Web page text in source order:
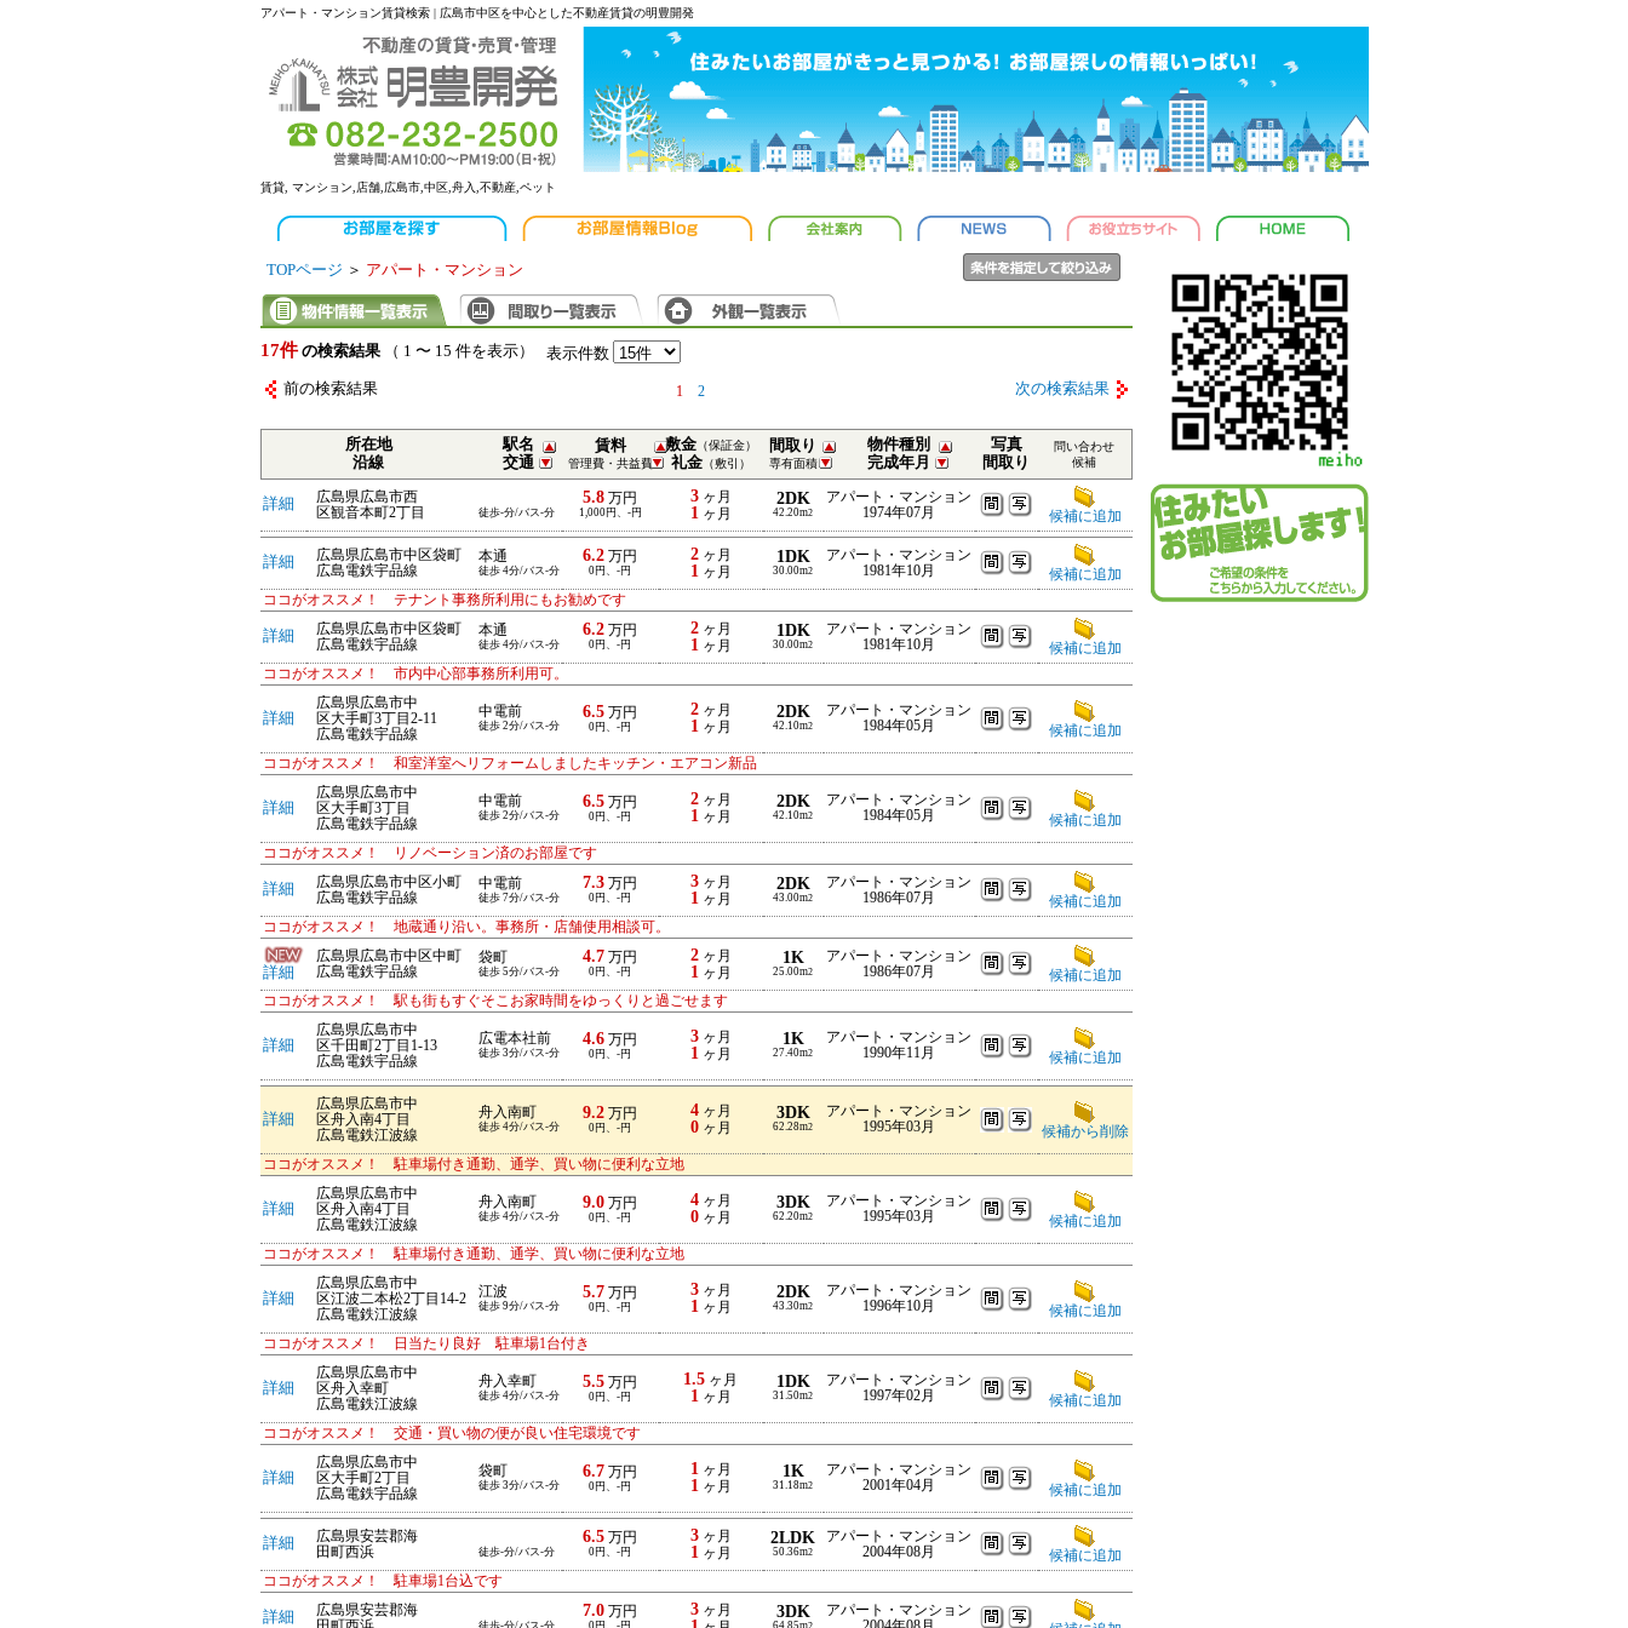
アパート・マンション賃貸検索 | 広島市中区を中心とした不動産賃貸の明豊開発
賃貸, マンション,店舗,広島市,中区,舟入,不動産,ペット
TOPページ ＞ アパート・マンション
17件 の検索結果（ 1 〜 15 件を表示） 表示件数
前の検索結果 1 2 次の検索結果
所在地
沿線
駅名
交通
賃料
管理費・共益費
敷金（保証金）
礼金（敷引）
間取り
専有面積
物件種別
完成年月
写真
間取り
問い合わせ
候補
詳細
広島県広島市西
区観音本町2丁目
徒歩-分/バス-分
5.8 万円
1,000円、-円
3ヶ月
1 ヶ月
2DK
42.20m2
アパート・マンション
1974年07月
候補に追加
詳細
広島県広島市中区袋町
広島電鉄宇品線
本通
徒歩 4分/バス-分
6.2 万円
0円、-円
2ヶ月
1 ヶ月
1DK
30.00m2
アパート・マンション
1981年10月
候補に追加
ココがオススメ！ テナント事務所利用にもお勧めです
詳細
広島県広島市中区袋町
広島電鉄宇品線
本通
徒歩 4分/バス-分
6.2 万円
0円、-円
2ヶ月
1 ヶ月
1DK
30.00m2
アパート・マンション
1981年10月
候補に追加
ココがオススメ！ 市内中心部事務所利用可。
詳細
広島県広島市中
区大手町3丁目2-11
広島電鉄宇品線
中電前
徒歩 2分/バス-分
6.5 万円
0円、-円
2ヶ月
1 ヶ月
2DK
42.10m2
アパート・マンション
1984年05月
候補に追加
ココがオススメ！ 和室洋室へリフォームしましたキッチン・エアコン新品
詳細
広島県広島市中
区大手町3丁目
広島電鉄宇品線
中電前
徒歩 2分/バス-分
6.5 万円
0円、-円
2ヶ月
1 ヶ月
2DK
42.10m2
アパート・マンション
1984年05月
候補に追加
ココがオススメ！ リノベーション済のお部屋です
詳細
広島県広島市中区小町
広島電鉄宇品線
中電前
徒歩 7分/バス-分
7.3 万円
0円、-円
3ヶ月
1 ヶ月
2DK
43.00m2
アパート・マンション
1986年07月
候補に追加
ココがオススメ！ 地蔵通り沿い。事務所・店舗使用相談可。
詳細
広島県広島市中区中町
広島電鉄宇品線
袋町
徒歩 5分/バス-分
4.7 万円
0円、-円
2ヶ月
1 ヶ月
1K
25.00m2
アパート・マンション
1986年07月
候補に追加
ココがオススメ！ 駅も街もすぐそこお家時間をゆっくりと過ごせます
詳細
広島県広島市中
区千田町2丁目1-13
広島電鉄宇品線
広電本社前
徒歩 3分/バス-分
4.6 万円
0円、-円
3ヶ月
1 ヶ月
1K
27.40m2
アパート・マンション
1990年11月
候補に追加
詳細
広島県広島市中
区舟入南4丁目
広島電鉄江波線
舟入南町
徒歩 4分/バス-分
9.2 万円
0円、-円
4ヶ月
0ヶ月
3DK
62.28m2
アパート・マンション
1995年03月
候補から削除
ココがオススメ！ 駐車場付き通勤、通学、買い物に便利な立地
詳細
広島県広島市中
区舟入南4丁目
広島電鉄江波線
舟入南町
徒歩 4分/バス-分
9.0 万円
0円、-円
4ヶ月
0ヶ月
3DK
62.20m2
アパート・マンション
1995年03月
候補に追加
ココがオススメ！ 駐車場付き通勤、通学、買い物に便利な立地
詳細
広島県広島市中
区江波二本松2丁目14-2
広島電鉄江波線
江波
徒歩 9分/バス-分
5.7 万円
0円、-円
3ヶ月
1 ヶ月
2DK
43.30m2
アパート・マンション
1996年10月
候補に追加
ココがオススメ！ 日当たり良好 駐車場1台付き
詳細
広島県広島市中
区舟入幸町
広島電鉄江波線
舟入幸町
徒歩 4分/バス-分
5.5 万円
0円、-円
1.5 ヶ月
1 ヶ月
1DK
31.50m2
アパート・マンション
1997年02月
候補に追加
ココがオススメ！ 交通・買い物の便が良い住宅環境です
詳細
広島県広島市中
区大手町2丁目
広島電鉄宇品線
袋町
徒歩 3分/バス-分
6.7 万円
0円、-円
1 ヶ月
1 ヶ月
1K
31.18m2
アパート・マンション
2001年04月
候補に追加
詳細
広島県安芸郡海
田町西浜
徒歩-分/バス-分
6.5 万円
0円、-円
3ヶ月
1 ヶ月
2LDK
50.36m2
アパート・マンション
2004年08月
候補に追加
ココがオススメ！ 駐車場1台込です
詳細
広島県安芸郡海
徒歩-分/バス-分
7.0 万円
0円、-円
3ヶ月 3DK
64.85m
アパート・マンション